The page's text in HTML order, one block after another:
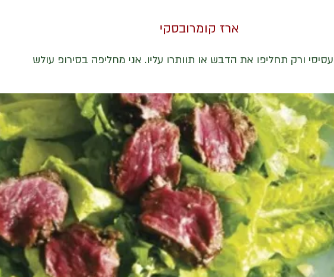
ארז קומרובסקי
ורק תחליפו את הדבש או תוותרו עליו. אני מחליפה בסירופ עולש